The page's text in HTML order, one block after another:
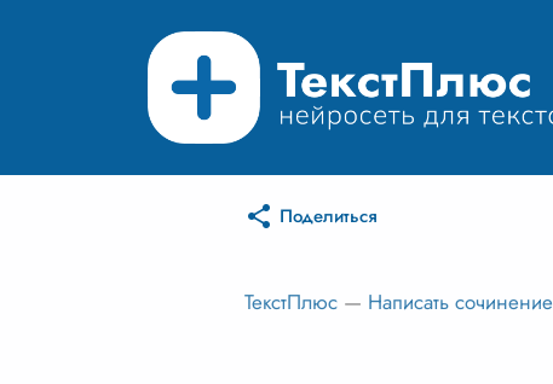
Поделиться
ТекстПлюс — Написать сочинение